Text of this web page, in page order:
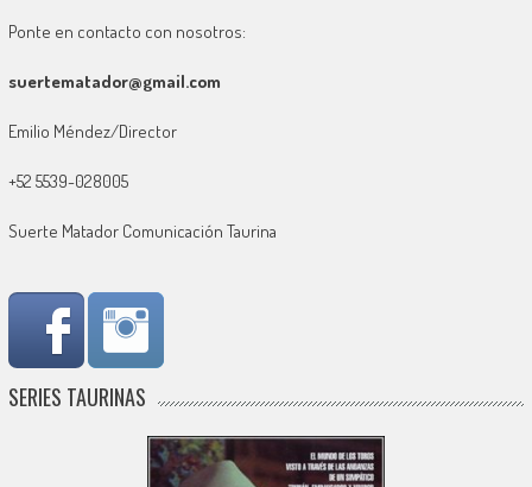
Ponte en contacto con nosotros:
suertematador@gmail.com
Emilio Méndez/Director
+52 5539-028005
Suerte Matador Comunicación Taurina
SERIES TAURINAS